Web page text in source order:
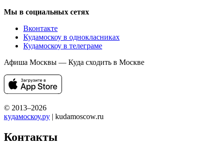
Мы в социальных сетях
Вконтакте
Кудамоскоу в однокласниках
Кудамоскоу в телеграме
Афиша Москвы — Куда сходить в Москве
© 2013–2026
кудамоскоу.ру | kudamoscow.ru
Контакты